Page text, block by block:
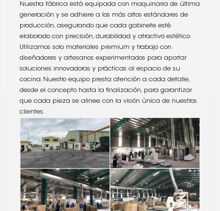
Nuestra fábrica está equipada con maquinaria de última
generación y se adhiere a los más altos estándares de
producción, asegurando que cada gabinete esté
elaborado con precisión, durabilidad y atractivo estético.
Utilizamos solo materiales premium y trabajo con
diseñadores y artesanos experimentados para aportar
soluciones innovadoras y prácticas al espacio de su
cocina. Nuestro equipo presta atención a cada detalle,
desde el concepto hasta la finalización, para garantizar
que cada pieza se alinee con la visión única de nuestros
clientes.